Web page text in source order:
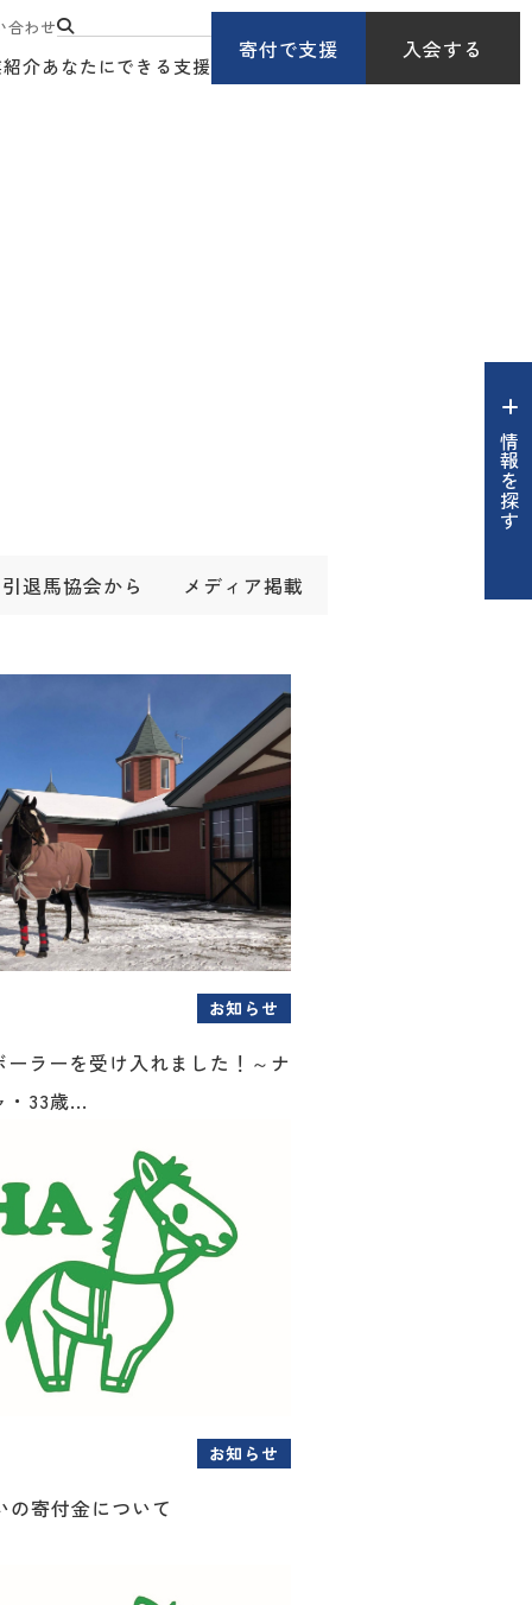
合わせ
介あなたにできる支援
寄付で支援 入会する
情報を探す
引退馬協会から メディア掲載
お知らせ
ーラーを受け入れました！～ナ
・33歳...
お知らせ
の寄付金について